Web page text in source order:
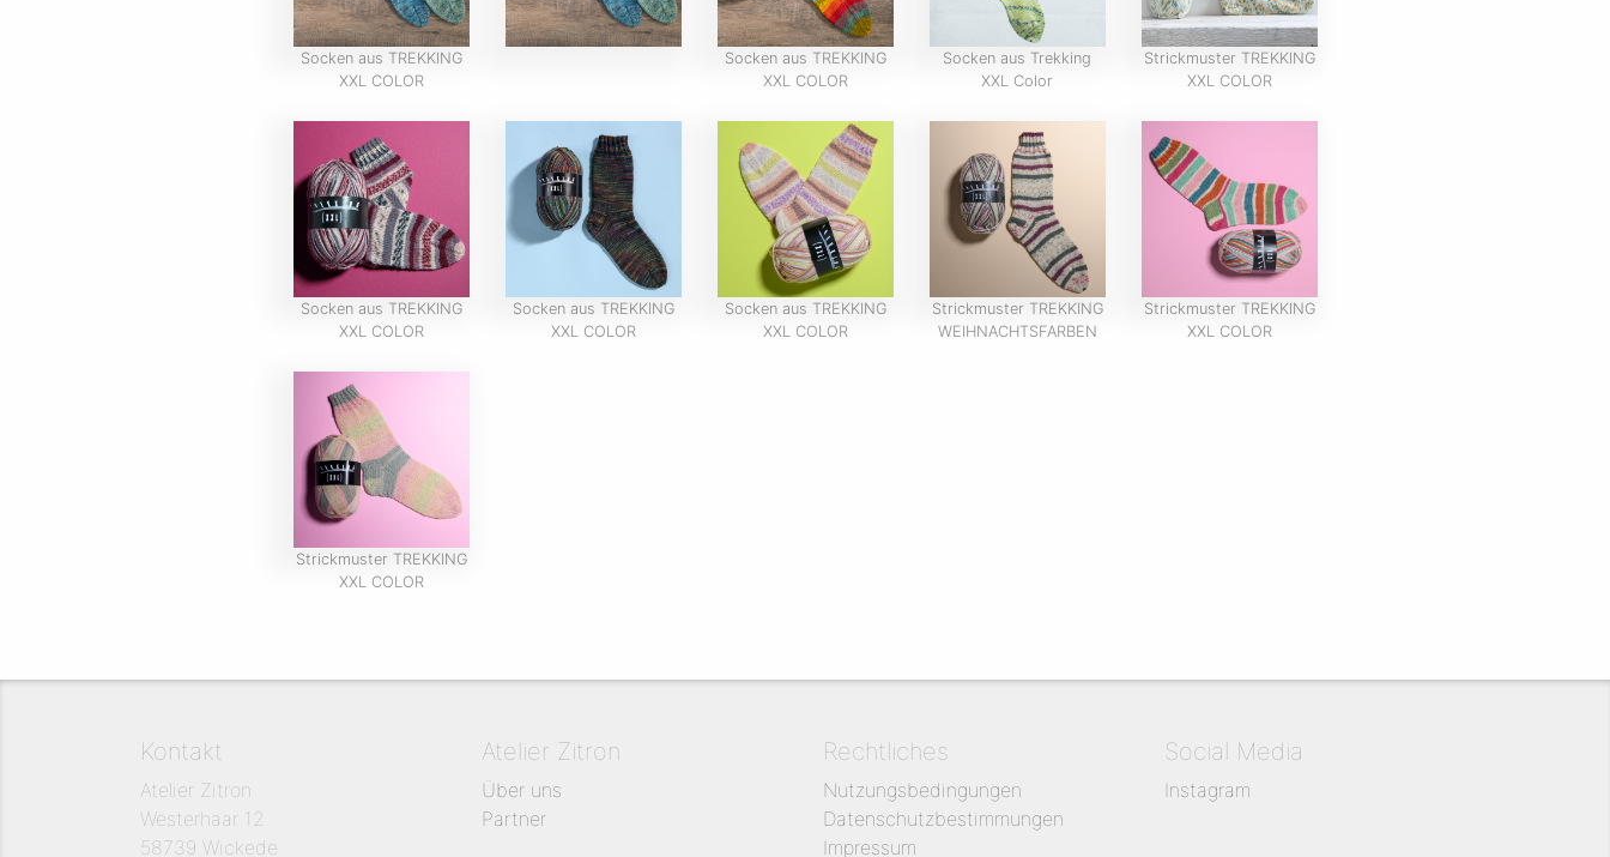
Socken aus TREKKING
XXL COLOR
Socken aus TREKKING
XXL COLOR
Socken aus Trekking
XXL Color
Strickmuster TREKKING
XXL COLOR
Socken aus TREKKING
XXL COLOR
Socken aus TREKKING
XXL COLOR
Socken aus TREKKING
XXL COLOR
Strickmuster TREKKING
WEIHNACHTSFARBEN
Strickmuster TREKKING
XXL COLOR
Strickmuster TREKKING
XXL COLOR
Kontakt
Atelier Zitron
Westerhaar 12
58739 Wickede
Atelier Zitron
Über uns
Partner
Rechtliches
Nutzungsbedingungen
Datenschutzbestimmungen
Impressum
Social Media
Instagram